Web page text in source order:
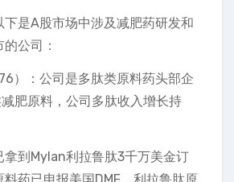
是A股市场中涉及减肥药研发和
公司：
）：公司是多肽类原料药头部企
肥原料，公司多肽收入增长持
拿到Mylan利拉鲁肽3千万美金订